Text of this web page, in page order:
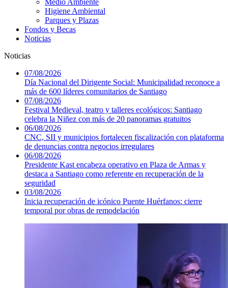
Medio Ambiente
Higiene Ambiental
Parques y Plazas
Fondos y Becas
Noticias
Noticias
07/08/2026
Día Nacional del Dirigente Social: Municipalidad reconoce a
más de 600 líderes comunitarios de Santiago
07/08/2026
Festival Medieval, teatro y talleres ecológicos: Santiago
celebra la Niñez con más de 20 panoramas gratuitos
06/08/2026
CNC, SII y municipios fortalecen fiscalización con plataforma
de denuncias contra negocios irregulares
06/08/2026
Presidente Kast encabeza operativo en Plaza de Armas y
destaca a Santiago como referente en recuperación de la
seguridad
03/08/2026
Inicia recuperación de icónico Puente Huérfanos: cierre
temporal por obras de remodelación